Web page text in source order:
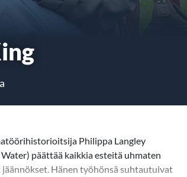
Philippa Langley
päättää kaikkia esteitä uhmaten
Hänen työhönsä suhtautuivat